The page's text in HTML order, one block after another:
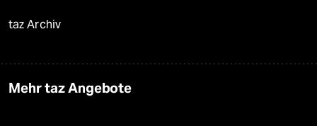
taz Archiv
Mehr taz Angebote